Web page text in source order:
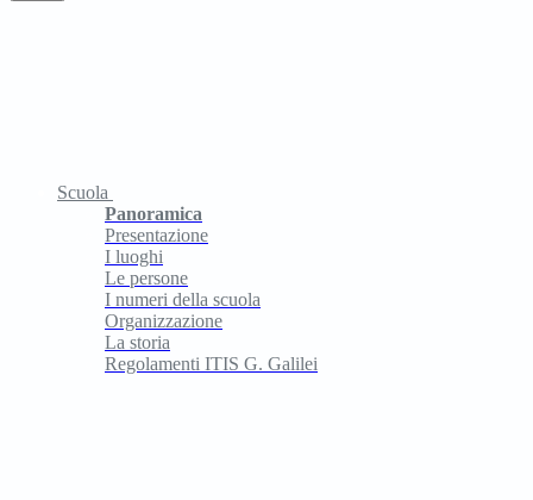
Scuola
Panoramica
Presentazione
I luoghi
Le persone
I numeri della scuola
Organizzazione
La storia
Regolamenti ITIS G. Galilei